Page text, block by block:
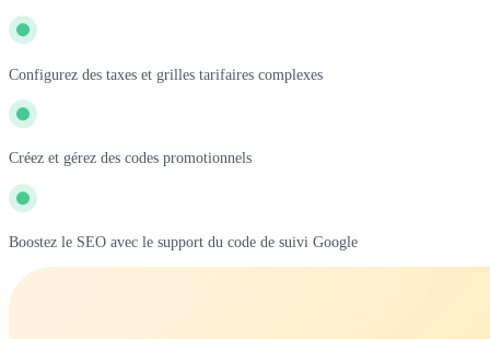
Configurez des taxes et grilles tarifaires complexes
Créez et gérez des codes promotionnels
Boostez le SEO avec le support du code de suivi Google